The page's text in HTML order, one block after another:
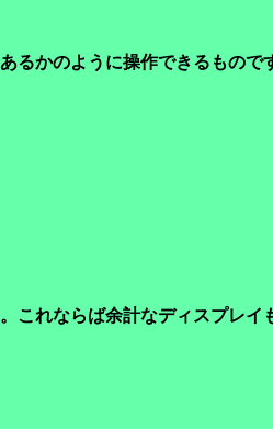
るかのように操作できるもので
これならば余計なディスプレイ